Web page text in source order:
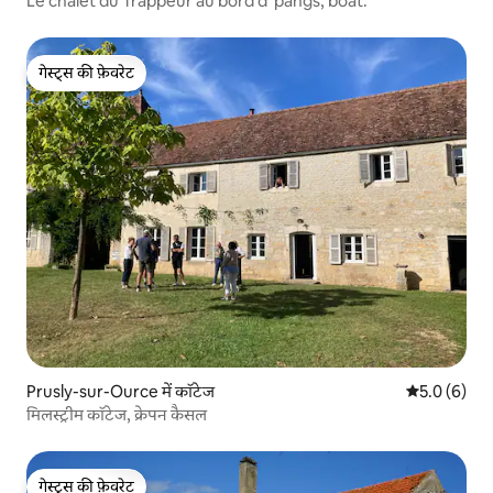
गेस्ट्स की फ़ेवरेट
गेस्ट्स की फ़ेवरेट
Prusly-sur-Ource में कॉटेज औसत रेटिंग 5
5.0 (6)
मिलस्ट्रीम कॉटेज, क्रेपन कैसल
गेस्ट्स की फ़ेवरेट